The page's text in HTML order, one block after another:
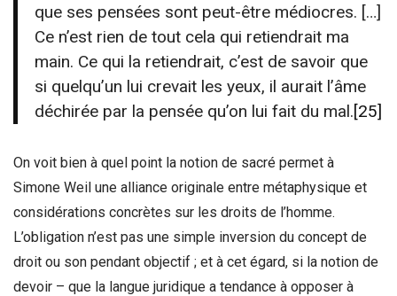
que ses pensées sont peut-être médiocres. […]
Ce n’est rien de tout cela qui retiendrait ma
main. Ce qui la retiendrait, c’est de savoir que
si quelqu’un lui crevait les yeux, il aurait l’âme
déchirée par la pensée qu’on lui fait du mal.[25]
On voit bien à quel point la notion de sacré permet à
Simone Weil une alliance originale entre métaphysique et
considérations concrètes sur les droits de l’homme.
L’obligation n’est pas une simple inversion du concept de
droit ou son pendant objectif ; et à cet égard, si la notion de
devoir – que la langue juridique a tendance à opposer à